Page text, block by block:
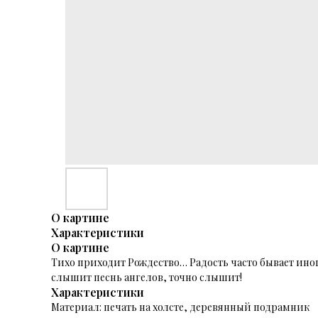
О картине
Характеристики
О картине
Тихо приходит Рождество… Радость часто бывает
слышит песнь ангелов, точно слышит!
Характеристики
Материал: печать на холсте, деревянный подрамник